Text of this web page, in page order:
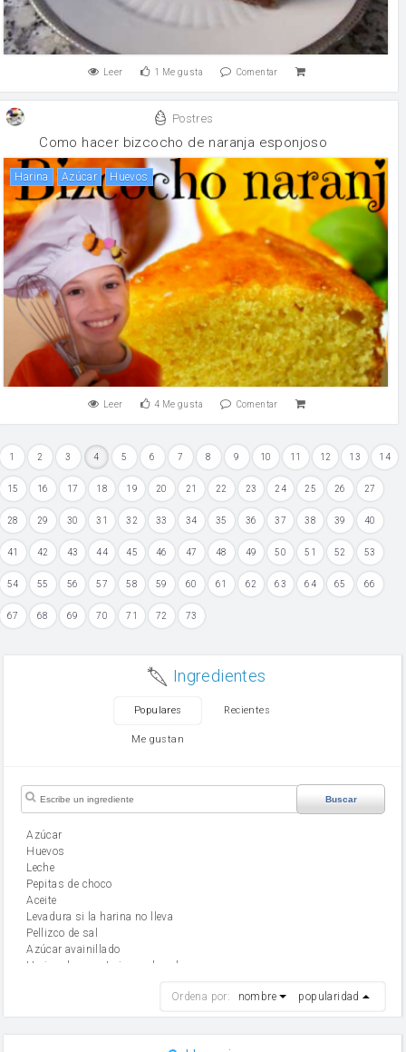
Leer 1 Me gusta Comentar
Postres
Como hacer bizcocho de naranja esponjoso
harina Azúcar huevos
Leer 4 Me gusta Comentar
1 2 3 4 5 6 7 8 9 10 11 12 13 14
15 16 17 18 19 20 21 22 23 24 25 26 27
28 29 30 31 32 33 34 35 36 37 38 39 40
41 42 43 44 45 46 47 48 49 50 51 52 53
54 55 56 57 58 59 60 61 62 63 64 65 66
67 68 69 70 71 72 73
Ingredientes
Populares Recientes
Me gustan
Buscar
Azúcar
huevos
leche
Pepitas de choco
aceite
Levadura si la harina no lleva
Pellizco de sal
Azúcar avainillado
Harina de reposteria con levadura
mantequilla
Ordena por: nombre popularidad